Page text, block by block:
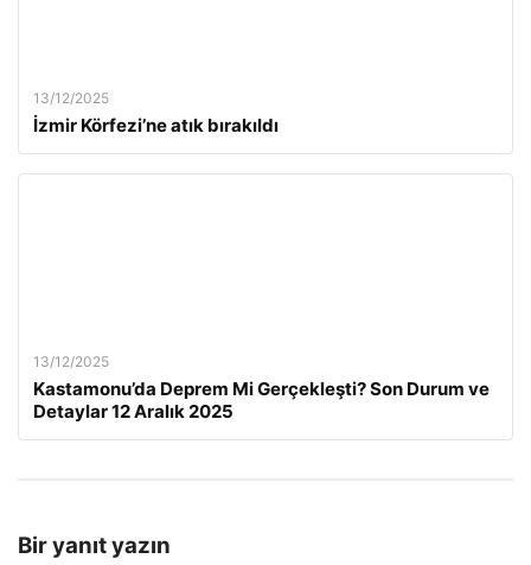
13/12/2025
İzmir Körfezi’ne atık bırakıldı
13/12/2025
Kastamonu’da Deprem Mi Gerçekleşti? Son Durum ve
Detaylar 12 Aralık 2025
Bir yanıt yazın